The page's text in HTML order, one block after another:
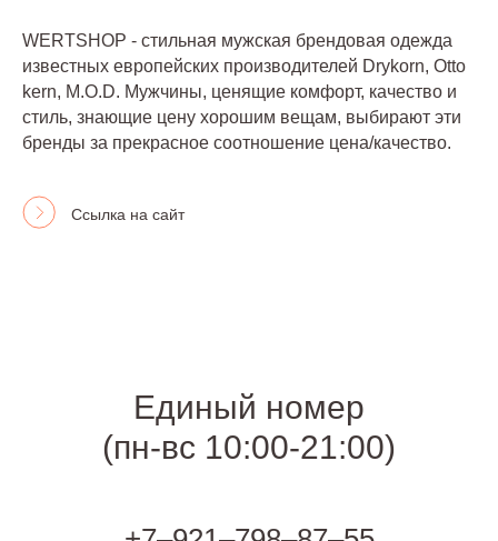
WERTSHOP - стильная мужская брендовая одежда
известных европейских производителей Drykorn, Otto
kern, M.O.D. Мужчины, ценящие комфорт, качество и
стиль, знающие цену хорошим вещам, выбирают эти
бренды за прекрасное соотношение цена/качество.
Ссылка на сайт
Единый номер
(пн-вс 10:00-21:00)